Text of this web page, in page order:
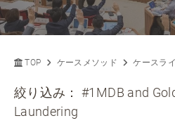
TOP ケースメソッド ケースラ
絞り込み：#1MDB and
Laundering